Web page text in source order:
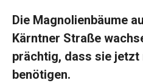
Die Magnolienbäume
Kärntner Straße
prächtig, dass sie jetzt
benötigen.